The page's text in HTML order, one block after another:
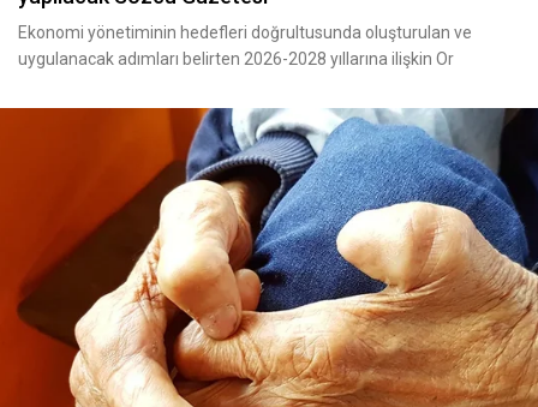
Ekonomi yönetiminin hedefleri doğrultusunda oluşturulan ve
uygulanacak adımları belirten 2026-2028 yıllarına ilişkin Or